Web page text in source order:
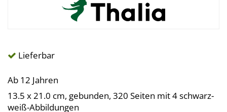
Lieferbar
Ab 12 Jahren
13.5 x 21.0 cm, gebunden, 320 Seiten mit 4 schwarz-
weiß-Abbildungen